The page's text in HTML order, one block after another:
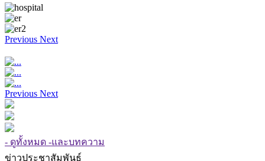
Previous Next
Previous Next
- ดูทั้งหมด -และบทความ
ข่าวประชาสัมพันธ์